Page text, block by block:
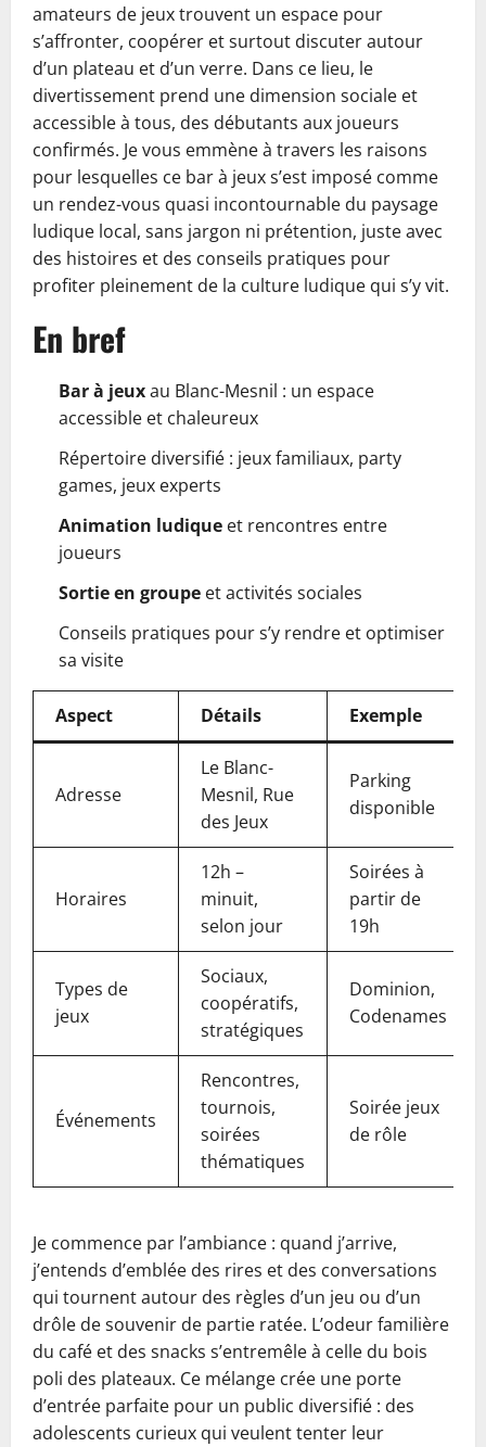
amateurs de jeux trouvent un espace pour
s’affronter, coopérer et surtout discuter autour
d’un plateau et d’un verre. Dans ce lieu, le
divertissement prend une dimension sociale et
accessible à tous, des débutants aux joueurs
confirmés. Je vous emmène à travers les raisons
pour lesquelles ce bar à jeux s’est imposé comme
un rendez-vous quasi incontournable du paysage
ludique local, sans jargon ni prétention, juste avec
des histoires et des conseils pratiques pour
profiter pleinement de la culture ludique qui s’y vit.
En bref
Bar à jeuxau Blanc-Mesnil : un espace
accessible et chaleureux
Répertoire diversifié : jeux familiaux, party
games, jeux experts
Animation ludique et rencontres entre
joueurs
Sortie en groupe et activités sociales
Conseils pratiques pour s’y rendre et optimiser
sa visite
Aspect Détails Exemple
Adresse
Le Blanc-
Mesnil, Rue
des Jeux
Parking
disponible
Horaires
12h –
minuit,
selon jour
Soirées à
partir de
19h
Types de
jeux
Sociaux,
coopératifs,
stratégiques
Dominion,
Codenames
Événements
Rencontres,
tournois,
soirées
thématiques
Soirée jeux
de rôle
Je commence par l’ambiance : quand j’arrive,
j’entends d’emblée des rires et des conversations
qui tournent autour des règles d’un jeu ou d’un
drôle de souvenir de partie ratée. L’odeur familière
du café et des snacks s’entremêle à celle du bois
poli des plateaux. Ce mélange crée une porte
d’entrée parfaite pour un public diversifié : des
adolescents curieux qui veulent tenter leur